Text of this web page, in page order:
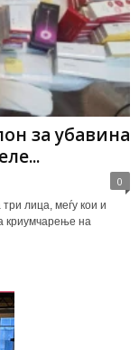
за убавина
0
лица, меѓу кои и
криумчарење на